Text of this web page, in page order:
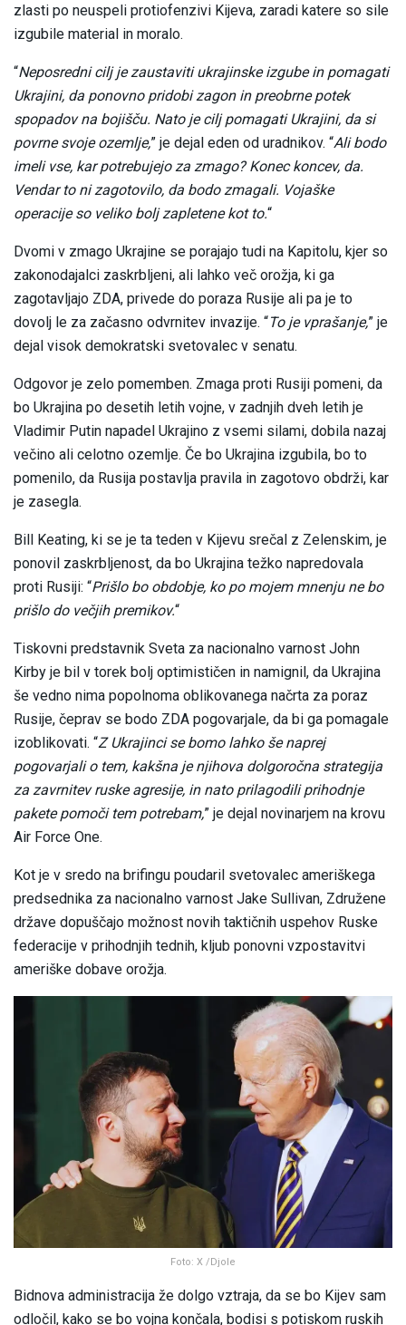
zlasti po neuspeli protiofenzivi Kijeva, zaradi katere so sile
izgubile material in moralo.
“Neposredni cilj je zaustaviti ukrajinske izgube in pomagati
Ukrajini, da ponovno pridobi zagon in preobrne potek
spopadov na bojišču. Nato je cilj pomagati Ukrajini, da si
povrne svoje ozemlje,” je dejal eden od uradnikov. “Ali bodo
imeli vse, kar potrebujejo za zmago? Konec koncev, da.
Vendar to ni zagotovilo, da bodo zmagali. Vojaške
operacije so veliko bolj zapletene kot to.“
Dvomi v zmago Ukrajine se porajajo tudi na Kapitolu, kjer so
zakonodajalci zaskrbljeni, ali lahko več orožja, ki ga
zagotavljajo ZDA, privede do poraza Rusije ali pa je to
dovolj le za začasno odvrnitev invazije. “To je vprašanje,” je
dejal visok demokratski svetovalec v senatu.
Odgovor je zelo pomemben. Zmaga proti Rusiji pomeni, da
bo Ukrajina po desetih letih vojne, v zadnjih dveh letih je
Vladimir Putin napadel Ukrajino z vsemi silami, dobila nazaj
večino ali celotno ozemlje. Če bo Ukrajina izgubila, bo to
pomenilo, da Rusija postavlja pravila in zagotovo obdrži, kar
je zasegla.
Bill Keating, ki se je ta teden v Kijevu srečal z Zelenskim, je
ponovil zaskrbljenost, da bo Ukrajina težko napredovala
proti Rusiji: “Prišlo bo obdobje, ko po mojem mnenju ne bo
prišlo do večjih premikov.“
Tiskovni predstavnik Sveta za nacionalno varnost John
Kirby je bil v torek bolj optimističen in namignil, da Ukrajina
še vedno nima popolnoma oblikovanega načrta za poraz
Rusije, čeprav se bodo ZDA pogovarjale, da bi ga pomagale
izoblikovati. “Z Ukrajinci se bomo lahko še naprej
pogovarjali o tem, kakšna je njihova dolgoročna strategija
za zavrnitev ruske agresije, in nato prilagodili prihodnje
pakete pomoči tem potrebam,” je dejal novinarjem na krovu
Air Force One.
Kot je v sredo na brifingu poudaril svetovalec ameriškega
predsednika za nacionalno varnost Jake Sullivan, Združene
države dopuščajo možnost novih taktičnih uspehov Ruske
federacije v prihodnjih tednih, kljub ponovni vzpostavitvi
ameriške dobave orožja.
Foto: X /Djole
Bidnova administracija že dolgo vztraja, da se bo Kijev sam
odločil, kako se bo vojna končala, bodisi s potiskom ruskih